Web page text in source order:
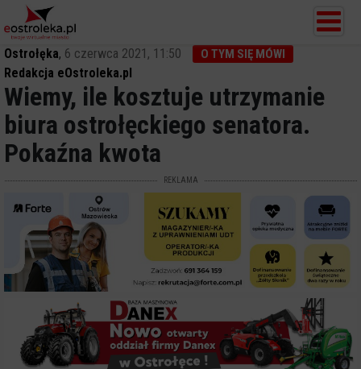
Ostrołęka, 6 czerwca 2021, 11:50 O TYM SIĘ MÓWI
Redakcja eOstroleka.pl
Wiemy, ile kosztuje utrzymanie
biura ostrołęckiego senatora.
Pokaźna kwota
REKLAMA